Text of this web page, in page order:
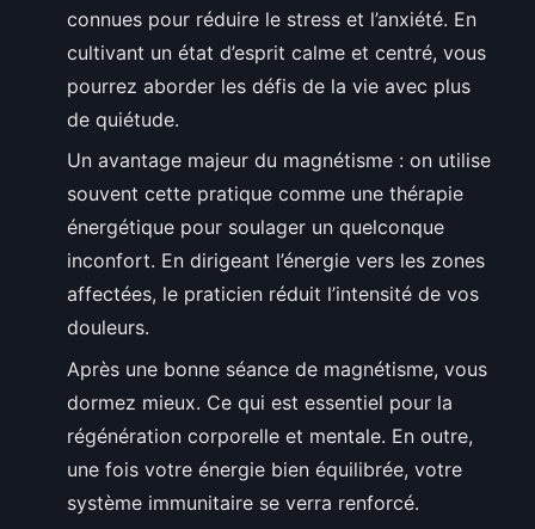
connues pour réduire le stress et l’anxiété. En
cultivant un état d’esprit calme et centré, vous
pourrez aborder les défis de la vie avec plus
de quiétude.
Un avantage majeur du magnétisme : on utilise
souvent cette pratique comme une thérapie
énergétique pour soulager un quelconque
inconfort. En dirigeant l’énergie vers les zones
affectées, le praticien réduit l’intensité de vos
douleurs.
Après une bonne séance de magnétisme, vous
dormez mieux. Ce qui est essentiel pour la
régénération corporelle et mentale. En outre,
une fois votre énergie bien équilibrée, votre
système immunitaire se verra renforcé.